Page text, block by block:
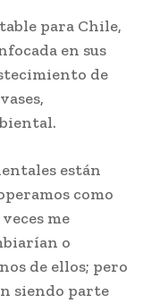
para Chile,
en sus
de
están
como
me
o
de ellos; pero
siendo parte